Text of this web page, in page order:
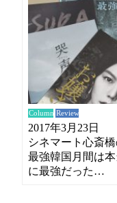
Column Review
2017年3月23日
シネマート心斎
最強韓国月間は本
に最強だった…